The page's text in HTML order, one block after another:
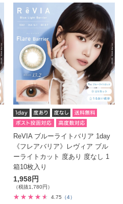
ReVIA ブルーライトバリア 1day
《フレアバリア》レヴィア ブル
ーライトカット 度あり 度なし 1
箱10枚入り
1,958円
（税抜1,780円）
4.75
（4）